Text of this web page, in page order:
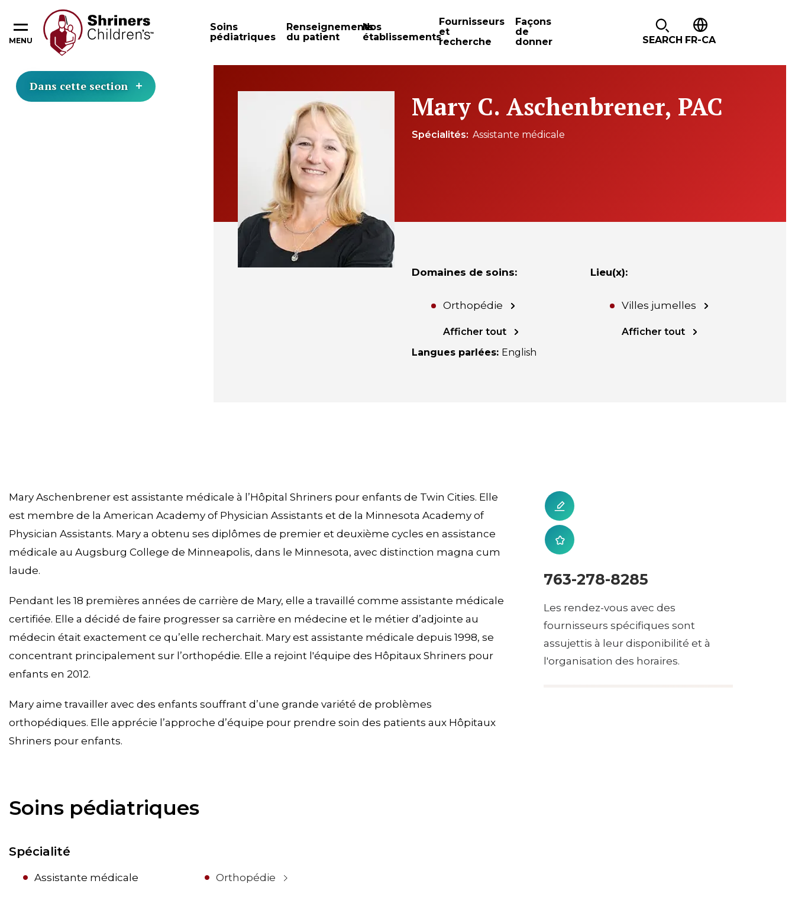
MENU
Soins
pédiatriques
Renseignements
du patient
Nos
établissements
Fournisseurs
et
recherche
Façons
de
donner
SEARCH FR-CA
Dans cette section
Mary C. Aschenbrener, PAC
Spécialités Assistante médicale
Domaines de soins:
Orthopédie
Afficher tout
Lieu(x):
Villes jumelles
Afficher tout
Langues parlées: English
Mary Aschenbrener est assistante médicale à l’Hôpital Shriners pour enfants de Twin Cities. Elle
est membre de la American Academy of Physician Assistants et de la Minnesota Academy of
Physician Assistants. Mary a obtenu ses diplômes de premier et deuxième cycles en assistance
médicale au Augsburg College de Minneapolis, dans le Minnesota, avec distinction magna cum
laude.
Pendant les 18 premières années de carrière de Mary, elle a travaillé comme assistante médicale
certifiée. Elle a décidé de faire progresser sa carrière en médecine et le métier d’adjointe au
médecin était exactement ce qu’elle recherchait. Mary est assistante médicale depuis 1998, se
concentrant principalement sur l’orthopédie. Elle a rejoint l'équipe des Hôpitaux Shriners pour
enfants en 2012.
Mary aime travailler avec des enfants souffrant d’une grande variété de problèmes
orthopédiques. Elle apprécie l’approche d’équipe pour prendre soin des patients aux Hôpitaux
Shriners pour enfants.
Soins pédiatriques
Spécialité
Assistante médicale Orthopédie
763-278-8285
Les rendez-vous avec des
fournisseurs spécifiques sont
assujettis à leur disponibilité et à
l'organisation des horaires.